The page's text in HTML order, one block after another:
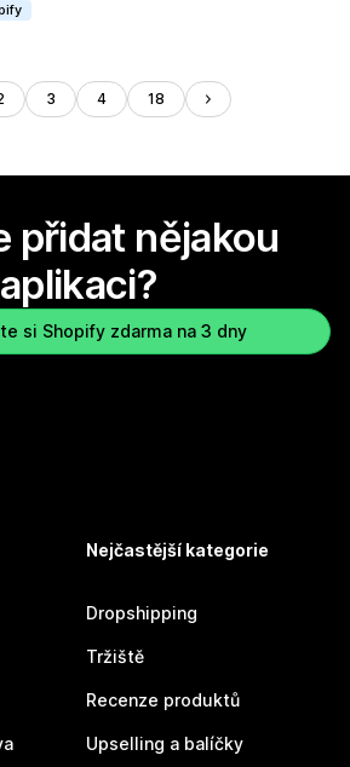
3 4 18
přidat nějakou
aplikaci?
si Shopify zdarma na 3 dny
Nejčastější kategorie
Dropshipping
Tržiště
Recenze produktů
Upselling a balíčky